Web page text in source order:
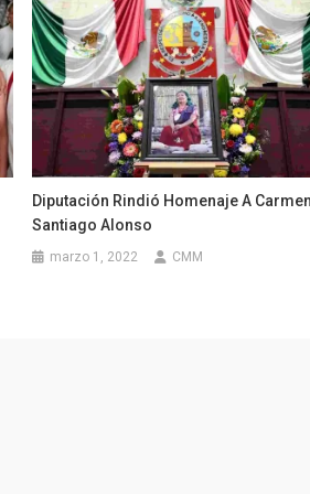
Diputación Rindió Homenaje A
Santiago Alonso
marzo 1, 2022 CMM